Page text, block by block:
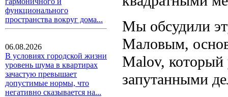
функционального
пространства вокруг дома...
06.08.2026
В условиях городской жизни
уровень шума в квартирах
зачастую превышает
допустимые нормы, что
негативно сказывается на...
Мы обсудили
Маловым,
Malov, который
запутанными